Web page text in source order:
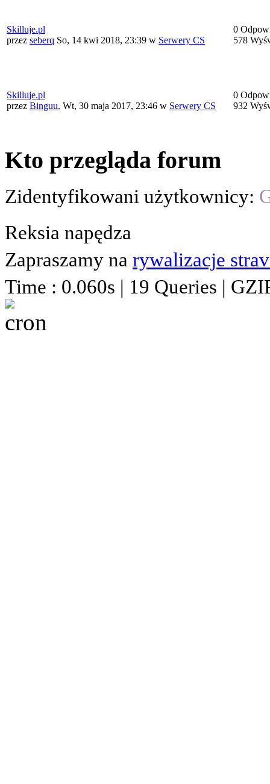
Skilluje.pl
przez seberq So, 14 kwi 2018, 23:39 w Serwery CS
0
578
Skilluje.pl
przez Binguu. Wt, 30 maja 2017, 23:46 w Serwery CS
0
932
Kto przegląda forum
Zidentyfikowani użytkownicy:
Reksia napędza
Zapraszamy na rywalizacje
Time : 0.060s | 19 Queries |